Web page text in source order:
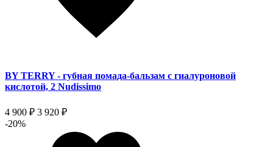
BY TERRY - губная помада-бальзам с гиалуроновой
кислотой, 2 Nudissimo
4 900 ₽ 3 920 ₽
-20%